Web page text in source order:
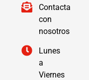
Contacta
con
nosotros
Lunes
a
Viernes